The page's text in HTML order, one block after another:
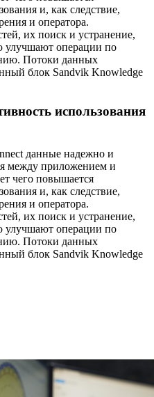
и, как следствие,
и оператора.
их поиск и устранение,
улучшают операции по
Потоки данных
блок Sandvik Knowledge
использования
данные надежно и
между приложением и
чего повышается
и, как следствие,
и оператора.
их поиск и устранение,
улучшают операции по
Потоки данных
блок Sandvik Knowledge